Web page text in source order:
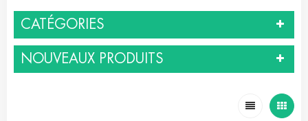
CATÉGORIES
NOUVEAUX PRODUITS